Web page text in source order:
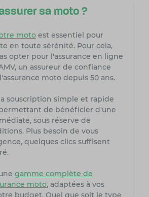
sa moto ?
motoest essentiel pour
en toute sérénité. Pour cela,
opter pour l'assurance en ligne
un assureur de confiance
moto depuis 50 ans.
souscription simple et rapide
de bénéficier d'une
sous réserve de
Plus besoin de vous
quelques clics suffisent
gamme complète de
moto, adaptées à vos
budget. Quel que soit le type